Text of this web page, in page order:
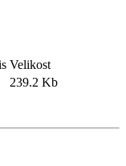
Velikost
239.2 Kb